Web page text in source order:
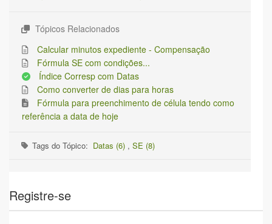
Tópicos Relacionados
Calcular minutos expediente - Compensação
Fórmula SE com condições...
Índice Corresp com Datas
Como converter de dias para horas
Fórmula para preenchimento de célula tendo como
referência a data de hoje
Tags do Tópico: Datas (6) , SE (8)
Registre-se